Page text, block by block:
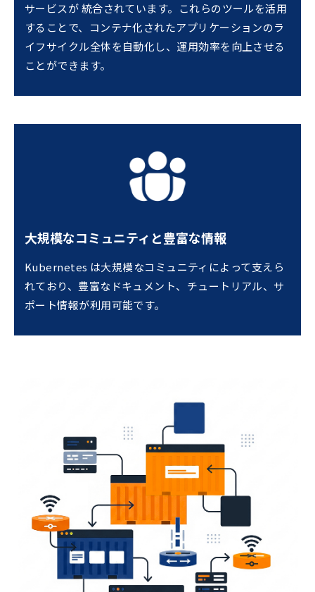
サービスが 統合されています。これらのツールを活用
することで、コンテナ化されたアプリケーションのラ
イフサイクル全体を自動化し、運用効率を向上させる
ことができます。
大規模なコミュニティと豊富な情報
Kubernetes は大規模なコミュニティによって支えら
れており、豊富なドキュメント、チュートリアル、サ
ポート情報が利用可能です。